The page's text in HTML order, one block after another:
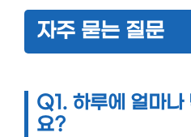
자주 묻는 질문
Q1. 하루에 얼마나
요?